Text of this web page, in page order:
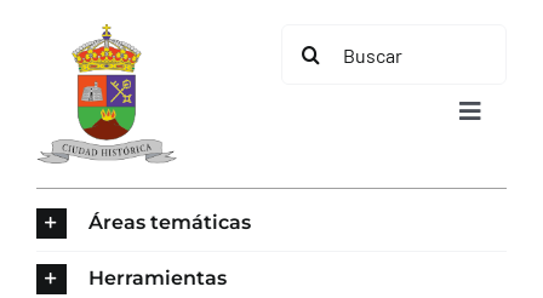
contenido
Buscar:
Toggle
Áreas temáticas
Herramientas